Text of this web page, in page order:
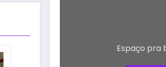
Espaço pra